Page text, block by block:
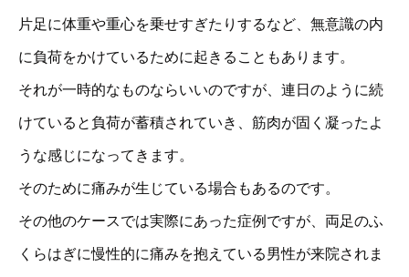
片足に体重や重心を乗せすぎたりするなど、無意識の内
に負荷をかけているために起きることもあります。
それが一時的なものならいいのですが、連日のように続
けていると負荷が蓄積されていき、筋肉が固く凝ったよ
うな感じになってきます。
そのために痛みが生じている場合もあるのです。
その他のケースでは実際にあった症例ですが、両足のふ
くらはぎに慢性的に痛みを抱えている男性が来院されま